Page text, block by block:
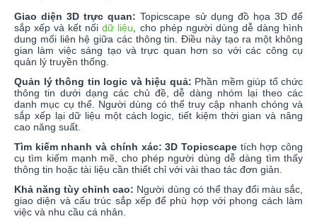
Giao diện 3D trực quan:Topicscape sử dụng đồ họa 3D để
sắp xếp và kết nốidữ liệu, cho phép người dùng dễ dàng hình
dung mối liên hệ giữa các thông tin. Điều này tạo ra một không
gian làm việc sáng tạo và trực quan hơn so với các công cụ
quản lý truyền thống.
Quản lý thông tin logic và hiệu quả: Phần mềm giúp tổ chức
thông tin dưới dạng các chủ đề, dễ dàng nhóm lại theo các
danh mục cụ thể. Người dùng có thể truy cập nhanh chóng và
sắp xếp lại dữ liệu một cách logic, tiết kiệm thời gian và nâng
cao năng suất.
Tìm kiếm nhanh và chính xác: 3D Topicscapetích hợp công
cụ tìm kiếm mạnh mẽ, cho phép người dùng dễ dàng tìm thấy
thông tin hoặc tài liệu cần thiết chỉ với vài thao tác đơn giản.
Khả năng tùy chỉnh cao: Người dùng có thể thay đổi màu sắc,
giao diện và cấu trúc sắp xếp để phù hợp với phong cách làm
việc và nhu cầu cá nhân.